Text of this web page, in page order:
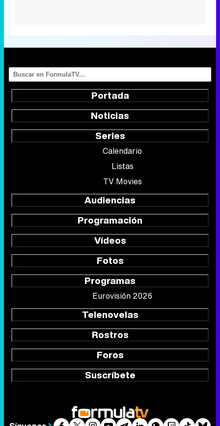
Portada
Noticias
Series
Calendario
Listas
TV Movies
Audiencias
Programación
Vídeos
Fotos
Programas
Eurovisión 2026
Telenovelas
Rostros
Foros
Suscríbete